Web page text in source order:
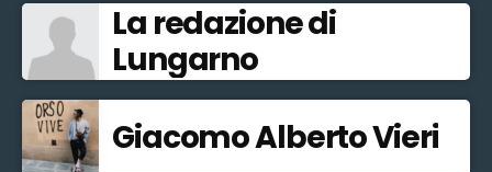
La redazione di
Lungarno
Giacomo Alberto Vieri